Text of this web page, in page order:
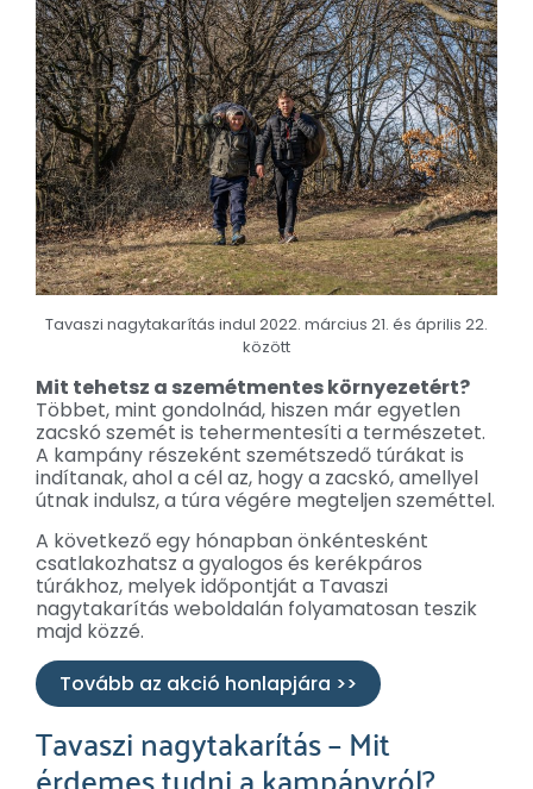
Tavaszi nagytakarítás indul 2022. március 21. és április 22.
között
Mit tehetsz a szemétmentes környezetért?
Többet, mint gondolnád, hiszen már egyetlen
zacskó szemét is tehermentesíti a természetet.
A kampány részeként szemétszedő túrákat is
indítanak, ahol a cél az, hogy a zacskó, amellyel
útnak indulsz, a túra végére megteljen szeméttel.
A következő egy hónapban önkéntesként
csatlakozhatsz a gyalogos és kerékpáros
túrákhoz, melyek időpontját a Tavaszi
nagytakarítás weboldalán folyamatosan teszik
majd közzé.
Tovább az akció honlapjára >>
Tavaszi nagytakarítás – Mit